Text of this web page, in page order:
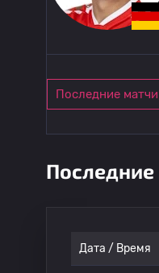
Последние матчи
Дата / Время